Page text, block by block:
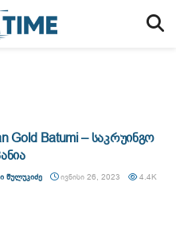
Gold Batumi – საკრუინგო
ᲬᲣᲚᲣᲙᲘᲫᲔ ᲘᲕᲜᲘᲡᲘ 26, 2023 4.4K